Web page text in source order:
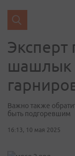
Эксперт
шашлык
Важно также
быть подгоревшим
16:13, 10 мая 2025